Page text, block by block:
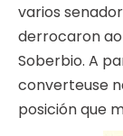
varios
derrocaron
Soberbio. A
converteuse
posición que